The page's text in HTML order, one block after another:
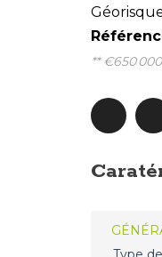
** €650 000